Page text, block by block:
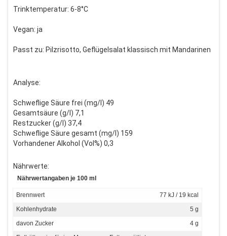
Trinktemperatur: 6-8°C
Vegan: ja
Passt zu: Pilzrisotto, Geflügelsalat klassisch mit Mandarinen
Analyse:
Schweflige Säure frei (mg/l) 49
Gesamtsäure (g/l) 7,1
Restzucker (g/l) 37,4
Schweflige Säure gesamt (mg/l) 159
Vorhandener Alkohol (Vol%) 0,3
Nährwerte:
Nährwertangaben je 100 ml
Brennwert
77 kJ / 19 kcal
Kohlenhydrate
5 g
davon Zucker
4 g